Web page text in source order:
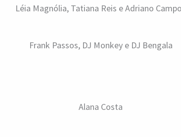
Léia Magnólia, Tatiana Reis e Adriano
Frank Passos, DJ Monkey e DJ Bengala
Alana Costa